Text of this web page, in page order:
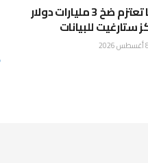
إنفيديا تعتزم ضخ 3 مليارات دولار
ستارغيت للبيانات